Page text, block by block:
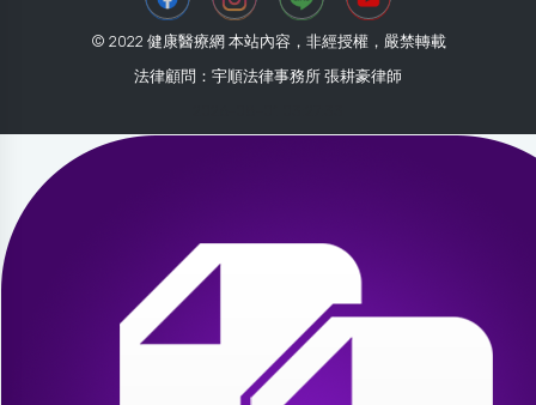
© 2022 健康醫療網 本站內容，非經授權，嚴禁轉載
法律顧問：宇順法律事務所 張耕豪律師